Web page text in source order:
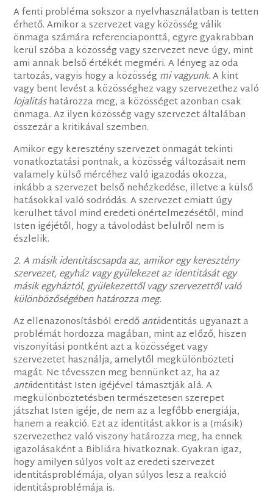
A fenti probléma sokszor a nyelvhasználatban is tetten
érhető. Amikor a szervezet vagy közösség válik
önmaga számára referenciaponttá, egyre gyakrabban
kerül szóba a közösség vagy szervezet neve úgy, mint
ami annak belső értékét megméri. A lényeg az oda
tartozás, vagyis hogy a közösségmi vagyunk. A kint
vagy bent levést a közösséghez vagy szervezethez való
lojalitáshatározza meg, a közösséget azonban csak
önmaga. Az ilyen közösség vagy szervezet általában
összezár a kritikával szemben.
Amikor egy keresztény szervezet önmagát tekinti
vonatkoztatási pontnak, a közösség változásait nem
valamely külső mércéhez való igazodás okozza,
inkább a szervezet belső nehézkedése, illetve a külső
hatásokkal való sodródás. A szervezet emiatt úgy
kerülhet távol mind eredeti önértelmezésétől, mind
Isten igéjétől, hogy a távolodást belülről nem is
észlelik.
2. A másik identitáscsapda az, amikor egy keresztény
szervezet, egyház vagy gyülekezet az identitását egy
másik egyháztól, gyülekezettől vagy szervezettől való
különbözőségében határozza meg.
Az ellenazonosításból eredőantiidentitás ugyanazt a
problémát hordozza magában, mint az előző, hiszen
viszonyítási pontként azt a közösséget vagy
szervezetet használja, amelytől megkülönbözteti
magát. Ne tévesszen meg bennünket az, ha az
antiidentitást Isten igéjével támasztják alá. A
megkülönböztetésben természetesen szerepet
játszhat Isten igéje, de nem az a legfőbb energiája,
hanem a reakció. Ezt az identitást akkor is a (másik)
szervezethez való viszony határozza meg, ha ennek
igazolásaként a Bibliára hivatkoznak. Gyakran igaz,
hogy amilyen súlyos volt az eredeti szervezet
identitásproblémája, olyan súlyos lesz a reakció
identitásproblémája is.